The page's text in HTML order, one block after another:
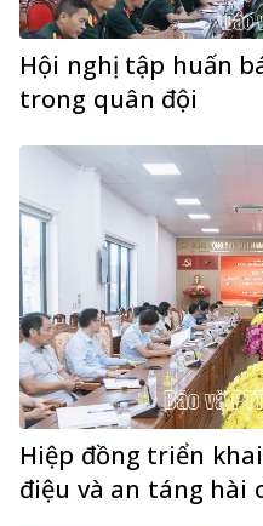
Hội nghị tập huấn
trong quân đội
Hiệp đồng triển
điệu và an táng hài